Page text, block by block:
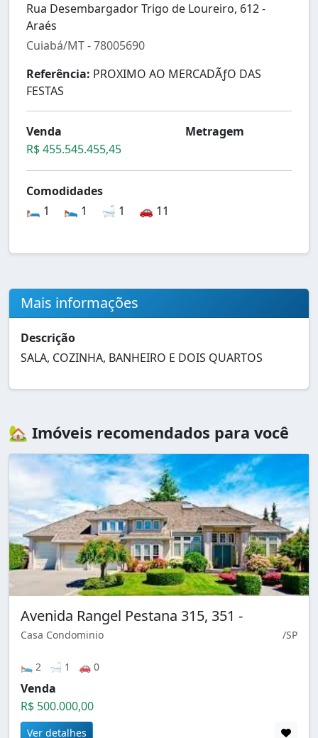
Rua Desembargador Trigo de Loureiro, 612 -
Araés
Cuiabá/MT - 78005690
Referência: PROXIMO AO MERCADÃƒO DAS
FESTAS
Venda
R$ 455.545.455,45
Metragem
Comodidades
🛏️ 1
🛌 1 🛁 1 🚗 11
Mais informações
Descrição
SALA, COZINHA, BANHEIRO E DOIS QUARTOS
🏡 Imóveis recomendados para você
Avenida Rangel Pestana 315, 351 -
Casa Condominio /SP
🛌 2 🛁 1 🚗 0
Venda
R$ 500.000,00
Ver detalhes